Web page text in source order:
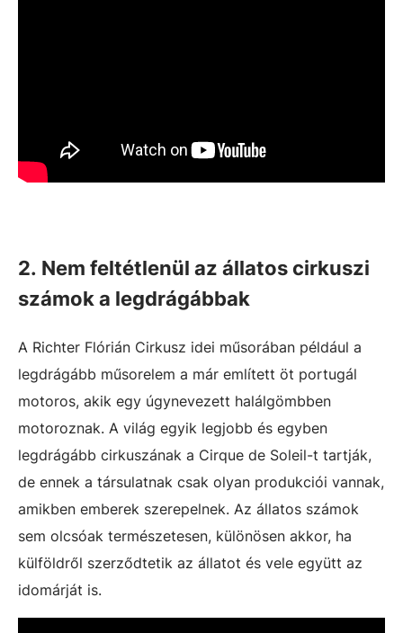
2. Nem feltétlenül az állatos cirkuszi
számok a legdrágábbak
A Richter Flórián Cirkusz idei műsorában például a
legdrágább műsorelem a már említett öt portugál
motoros, akik egy úgynevezett halálgömbben
motoroznak. A világ egyik legjobb és egyben
legdrágább cirkuszának a Cirque de Soleil-t tartják,
de ennek a társulatnak csak olyan produkciói vannak,
amikben emberek szerepelnek. Az állatos számok
sem olcsóak természetesen, különösen akkor, ha
külföldről szerződtetik az állatot és vele együtt az
idomárját is.